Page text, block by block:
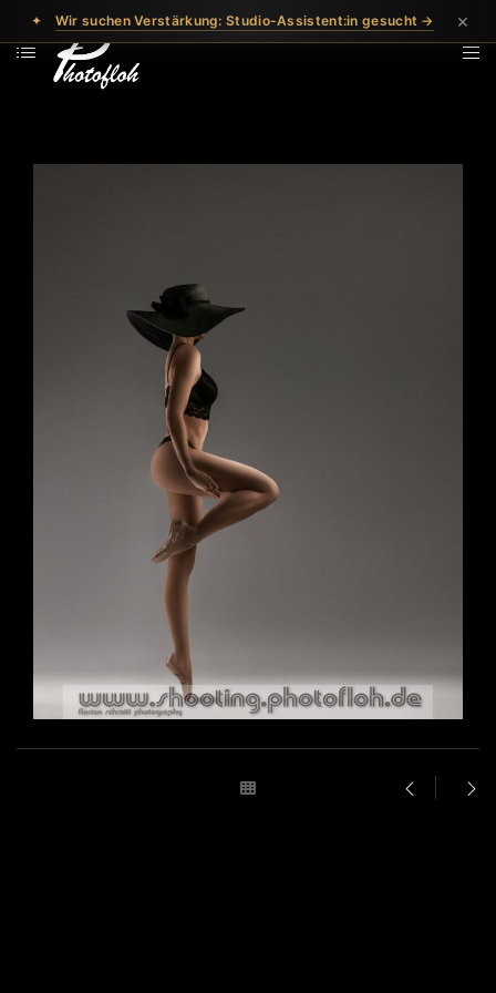
✦ Wir suchen Verstärkung: Studio-Assistent:in gesucht → ×